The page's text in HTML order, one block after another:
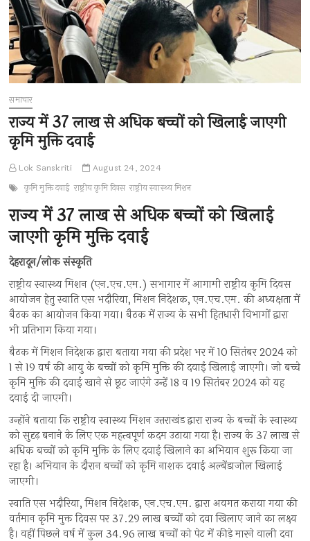
समाचार
राज्य में 37 लाख से अधिक बच्चों को खिलाई जाएगी
कृमि मुक्ति दवाई
Lok Sanskriti
August 24, 2024
कृमि मुक्ति दवाई राष्ट्रीय कृमि दिवस राष्ट्रीय स्वास्थ्य मिशन
राज्य में 37 लाख से अधिक बच्चों को खिलाई
जाएगी कृमि मुक्ति दवाई
देहरादून/लोक संस्कृति
राष्ट्रीय स्वास्थ्य मिशन (एन.एच.एम.) सभागार में आगामी राष्ट्रीय कृमि दिवस
आयोजन हेतु स्वाति एस भदौरिया, मिशन निदेशक, एन.एच.एम. की अध्यक्षता में
बैठक का आयोजन किया गया। बैठक में राज्य के सभी हितधारी विभागों द्वारा
भी प्रतिभाग किया गया।
बैठक में मिशन निदेशक द्वारा बताया गया की प्रदेश भर में 10 सितंबर 2024 को
1 से 19 वर्ष की आयु के बच्चों को कृमि मुक्ति की दवाई खिलाई जाएगी। जो बच्चे
कृमि मुक्ति की दवाई खाने से छूट जाएंगे उन्हें 18 व 19 सितंबर 2024 को यह
दवाई दी जाएगी।
उन्होंने बताया कि राष्ट्रीय स्वास्थ्य मिशन उत्तराखंड द्वारा राज्य के बच्चों के स्वास्थ्य
को सुदृढ़ बनाने के लिए एक महत्त्वपूर्ण कदम उठाया गया है। राज्य के 37 लाख से
अधिक बच्चों को कृमि मुक्ति के लिए दवाई खिलाने का अभियान शुरू किया जा
रहा है। अभियान के दौरान बच्चों को कृमि नाशक दवाई अल्बेंडाजोल खिलाई
जाएगी।
स्वाति एस भदौरिया, मिशन निदेशक, एन.एच.एम. द्वारा अवगत कराया गया की
वर्तमान कृमि मुक्त दिवस पर 37.29 लाख बच्चों को दवा खिलाए जाने का लक्ष्य
है। वहीं पिछले वर्ष में कुल 34.96 लाख बच्चों को पेट में कीड़े मारने वाली दवा